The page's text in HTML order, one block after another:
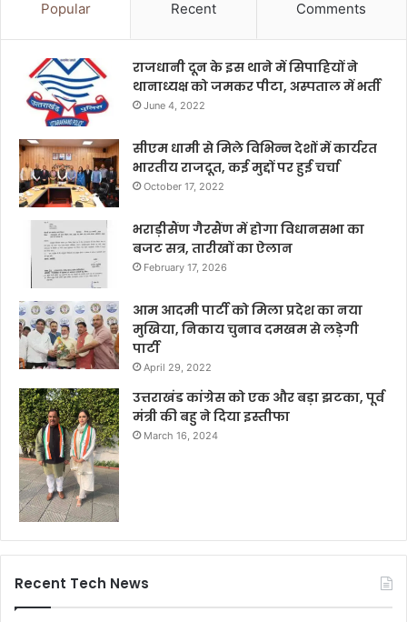
Popular Recent Comments
राजधानी दून के इस थाने में सिपाहियों ने
थानाध्यक्ष को जमकर पीटा, अस्पताल में भर्ती
June 4, 2022
सीएम धामी से मिले विभिन्न देशों में कार्यरत
भारतीय राजदूत, कई मुद्दों पर हुई चर्चा
October 17, 2022
भराड़ीसैंण गैरसैंण में होगा विधानसभा का
बजट सत्र, तारीखों का ऐलान
February 17, 2026
आम आदमी पार्टी को मिला प्रदेश का नया
मुखिया, निकाय चुनाव दमखम से लड़ेगी
पार्टी
April 29, 2022
उत्तराखंड कांग्रेस को एक और बड़ा झटका, पूर्व
मंत्री की बहु ने दिया इस्तीफा
March 16, 2024
Recent Tech News